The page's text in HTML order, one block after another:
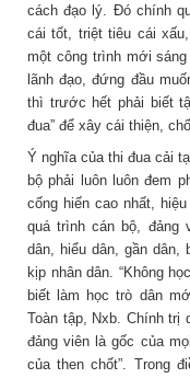
cách đạo lý. Đó chính
cái tốt, triệt tiêu cái
một công trình mới
lãnh đạo, đứng đầu
thì trước hết phải biết
đua” để xây cái thiện,
Ý nghĩa của thi đua cải
bộ phải luôn luôn đem
cống hiến cao nhất,
quá trình cán bộ, đảng
dân, hiểu dân, gần
kịp nhân dân. “Không
biết làm học trò dân
Toàn tập, Nxb. Chính trị
đảng viên là gốc của
của then chốt”. Trong